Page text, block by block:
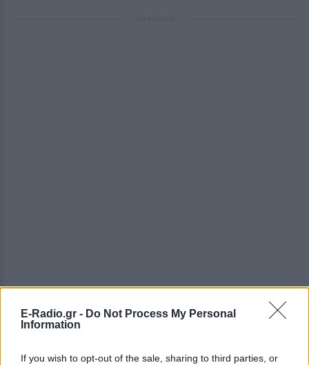
E-Radio.gr - Do Not Process My Personal
Information
If you wish to opt-out of the sale, sharing to third parties, or